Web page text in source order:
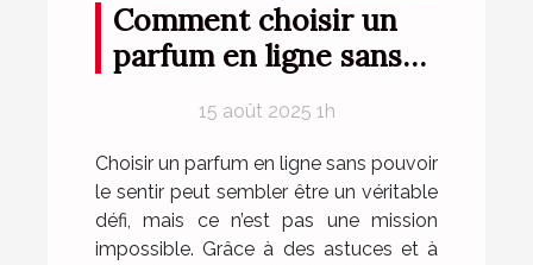
Comment choisir un
parfum en ligne sans
15 août 2025 1h
Choisir un parfum en ligne sans pouvoir
le sentir peut sembler être un véritable
défi, mais ce n’est pas une mission
impossible. Grâce à des astuces et à